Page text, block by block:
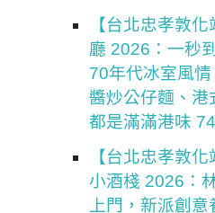
【台北忠孝敦
廳 2026：一秒
70年代冰室風
醬炒公仔麵、港
都是滿滿港味
【台北忠孝敦
小酒棧 2026：
上門，新派創